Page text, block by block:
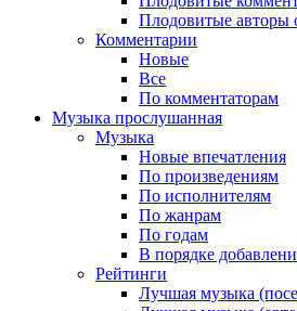
Плодовитые авторы
Комментарии
Новые
Все
По комментаторам
Музыка прослушанная
Музыка
Новые впечатления
По произведениям
По исполнителям
По жанрам
По годам
В порядке
Рейтинги
Лучшая музыка